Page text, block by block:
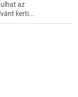
az
kerti...